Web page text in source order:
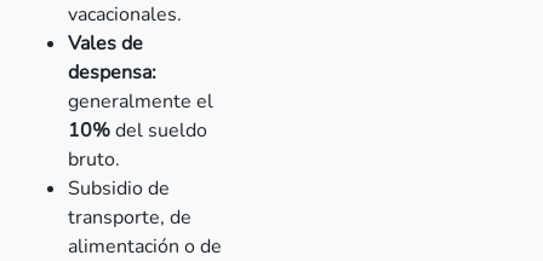
vacacionales.
Vales de
despensa:
generalmente el
10%del sueldo
bruto.
Subsidio de
transporte, de
alimentación o de